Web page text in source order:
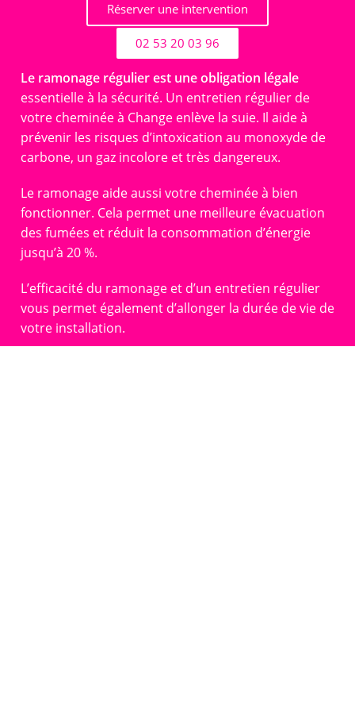
Réserver une intervention
02 53 20 03 96
Le ramonage régulier est une obligation légale
essentielle à la sécurité. Un entretien régulier de
votre cheminée à Change enlève la suie. Il aide à
prévenir les risques d’intoxication au monoxyde de
carbone, un gaz incolore et très dangereux.
Le ramonage aide aussi votre cheminée à bien
fonctionner. Cela permet une meilleure évacuation
des fumées et réduit la consommation d’énergie
jusqu’à 20 %.
L’efficacité du ramonage et d’un entretien régulier
vous permet également d’allonger la durée de vie de
votre installation.